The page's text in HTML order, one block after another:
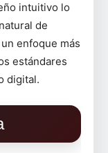
intuitivo lo
de
enfoque más
estándares
digital.